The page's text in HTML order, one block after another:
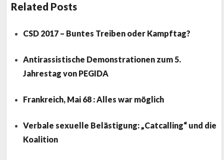
Related Posts
CSD 2017 – Buntes Treiben oder Kampftag?
Antirassistische Demonstrationen zum 5.
Jahrestag von PEGIDA
Frankreich, Mai 68 : Alles war möglich
Verbale sexuelle Belästigung: „Catcalling“ und die
Koalition